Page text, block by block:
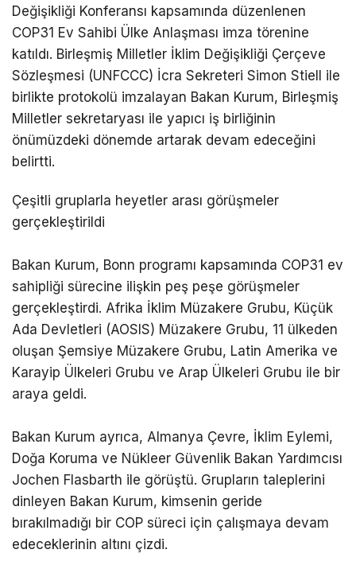
Değişikliği Konferansı kapsamında düzenlenen
COP31 Ev Sahibi Ülke Anlaşması imza törenine
katıldı. Birleşmiş Milletler İklim Değişikliği Çerçeve
Sözleşmesi (UNFCCC) İcra Sekreteri Simon Stiell ile
birlikte protokolü imzalayan Bakan Kurum, Birleşmiş
Milletler sekretaryası ile yapıcı iş birliğinin
önümüzdeki dönemde artarak devam edeceğini
belirtti.
Çeşitli gruplarla heyetler arası görüşmeler
gerçekleştirildi
Bakan Kurum, Bonn programı kapsamında COP31 ev
sahipliği sürecine ilişkin peş peşe görüşmeler
gerçekleştirdi. Afrika İklim Müzakere Grubu, Küçük
Ada Devletleri (AOSIS) Müzakere Grubu, 11 ülkeden
oluşan Şemsiye Müzakere Grubu, Latin Amerika ve
Karayip Ülkeleri Grubu ve Arap Ülkeleri Grubu ile bir
araya geldi.
Bakan Kurum ayrıca, Almanya Çevre, İklim Eylemi,
Doğa Koruma ve Nükleer Güvenlik Bakan Yardımcısı
Jochen Flasbarth ile görüştü. Grupların taleplerini
dinleyen Bakan Kurum, kimsenin geride
bırakılmadığı bir COP süreci için çalışmaya devam
edeceklerinin altını çizdi.